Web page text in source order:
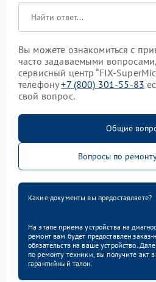
Вы можете ознакомиться с
часто задаваемыми
сервисный центр “FIX-
телефону+7 (800) 301-55-83
свой вопрос.
Общие
Вопросы по
Какие документы вы предоставляете?
На этапе приема устройства на
ремонт вам будет предоставлен
обязательств на ваше устройство.
по ремонту техники, вы получите акт
гарантийный талон.